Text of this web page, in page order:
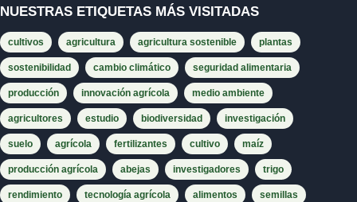
NUESTRAS ETIQUETAS MÁS VISITADAS
cultivos agricultura agricultura sostenible plantas
sostenibilidad cambio climático seguridad alimentaria
producción innovación agrícola medio ambiente
agricultores estudio biodiversidad investigación
suelo agrícola fertilizantes cultivo maíz
producción agrícola abejas investigadores trigo
rendimiento tecnología agrícola alimentos semillas